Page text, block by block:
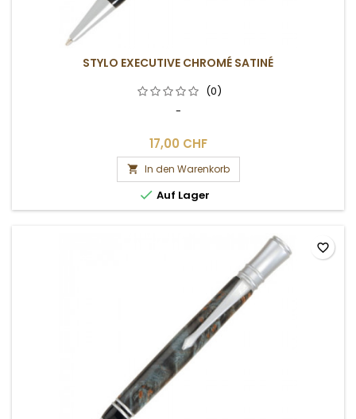
STYLO EXECUTIVE CHROMÉ SATINÉ
(0)
-
17,00 CHF
 In den Warenkorb
 Auf Lager
favorite_border